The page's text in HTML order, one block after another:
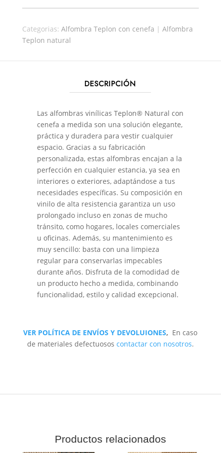
CENEFA
CANTIDAD
Categorias: Alfombra Teplon con cenefa | Alfombra
Teplon natural
DESCRIPCIÓN
Las alfombras vinílicas Teplon® Natural con
cenefa a medida son una solución elegante,
práctica y duradera para vestir cualquier
espacio. Gracias a su fabricación
personalizada, estas alfombras encajan a la
perfección en cualquier estancia, ya sea en
interiores o exteriores, adaptándose a tus
necesidades específicas. Su composición en
vinilo de alta resistencia garantiza un uso
prolongado incluso en zonas de mucho
tránsito, como hogares, locales comerciales
u oficinas. Además, su mantenimiento es
muy sencillo: basta con una limpieza
regular para conservarlas impecables
durante años. Disfruta de la comodidad de
un producto hecho a medida, combinando
funcionalidad, estilo y calidad excepcional.
VER POLÍTICA DE ENVÍOS Y DEVOLUIONES, En caso
de materiales defectuosos contactar con nosotros.
Productos relacionados